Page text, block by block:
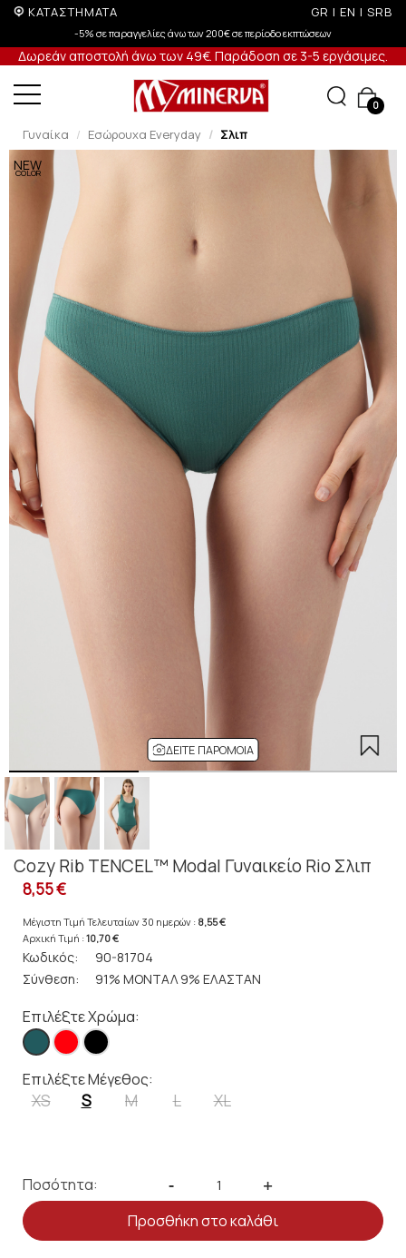
ΚΑΤΑΣΤΗΜΑΤΑ GR | EN | SRB
εκπτώσεων Έως 6 άτοκες δόσεις με πιστωτική
Δωρεάν αποστολή άνω των 49€. Παράδοση σε 3-5 εργάσιμες.
0
Γυναίκα Εσώρουχα Everyday Σλιπ
NEW
COLOR
ΔΕΊΤΕ ΠΑΡΌΜΟΙΑ
Cozy Rib TENCEL™ Modal Γυναικείο Rio Σλιπ
8,55 €
Μέγιστη Τιμή Τελευταίων 30 ημερών : 8,55 €
Αρχική Τιμή :10,70 €
Κωδικός:
90-81704
Σύνθεση:
91% ΜΟΝΤΑΛ 9% ΕΛΑΣΤΑΝ
Επιλέξτε Χρώμα:
Επιλέξτε Μέγεθος:
XS S M L XL
Ποσότητα: - +
Προσθήκη στο καλάθι